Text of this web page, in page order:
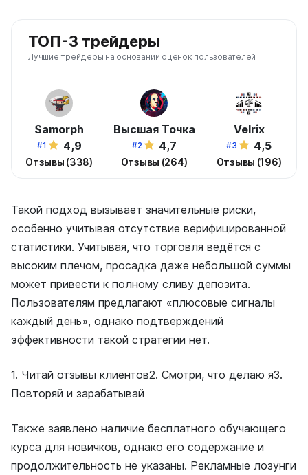
ТОП-3 трейдеры
Лучшие трейдеры на основании оценок пользователей
Samorph
#1 4,9
Отзывы (338)
Высшая Точка
#2 4,7
Отзывы (264)
Velrix
#3 4,5
Отзывы (196)
Такой подход вызывает значительные риски,
особенно учитывая отсутствие верифицированной
статистики. Учитывая, что торговля ведётся с
высоким плечом, просадка даже небольшой суммы
может привести к полному сливу депозита.
Пользователям предлагают «плюсовые сигналы
каждый день», однако подтверждений
эффективности такой стратегии нет.
1. Читай отзывы клиентов2. Смотри, что делаю я3.
Повторяй и зарабатывай
Также заявлено наличие бесплатного обучающего
курса для новичков, однако его содержание и
продолжительность не указаны. Рекламные лозунги